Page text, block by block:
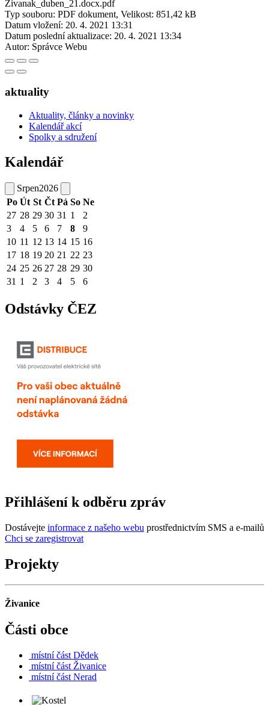
Zivanak_duben_21.docx.pdf
Typ souboru: PDF dokument, Velikost: 851,42 kB
Datum vložení: 20. 4. 2021 13:31
Datum poslední aktualizace: 20. 4. 2021 13:34
Autor: Správce Webu
aktuality
Aktuality, články a novinky
Kalendář akcí
Spolky a sdružení
Kalendář
Srpen2026
Po Út St Čt Pá So Ne
27 28 29 30 31 1
2
3
4 5 6 7 8
9
10 11 12 13 14 15 16
17 18 19 20 21 22 23
24 25 26 27 28 29 30
31 1 2 3 4 5 6
Odstávky ČEZ
Přihlášení k odběru zpráv
Dostávejte informace z našeho webu prostřednictvím SMS a e-mailů
Chci se zaregistrovat
Projekty
Živanice
Části obce
místní část Dědek
místní část Živanice
místní část Nerad